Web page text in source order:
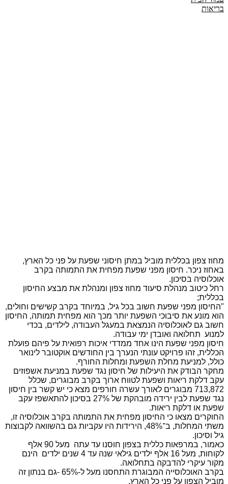
בריאות
מחוז צפון בכללית מוביל במתן חיסוני שפעת על פני כל הארץ,
באחוז ניכר. חיסון מפני שפעת מפחית את התמותה בקרב
אוכלוסיה בסיכון.
רחל כיטוב מנהלת סיעוד מחוז צפון ומנהלת את מבצע החיסון
בכללית;
"החיסון מפני שפעת חשוב בכל גיל, במיוחד בקרב קשישים וחולים,
הוא מונע את סיבוכי השפעת יותר מכך הוא מפחית תמותה, החיסון
חשוב גם לאוכלוסיה הנמצאת במעגל העבודה, לילדים, בכדי
למנוע תחלואה ואובדן ימי עבודה.
חיסון מפני שפעת הינו אחד ממדדי איכות רפואית על פיהם פועלת
הכללית, זהו פרויקט עונתי הנערך בין החודשים אוקטובר לינואר
כולל, למניעת מחלת השפעת ומחלות החורף.
מחקר הבודק את היעילות של חיסון נגד שפעת במניעת אשפוזים
עקב דלקת ריאות ושפעת לטווח ארוך בקרב מבוגרים, שכלל
713,872 מבוגרים לאורך עשרה חורפים מצא כי יש קשר בין חיסון
נגד שפעת לבין ירידה מובהקת של 27% בסיכון להתאשפז עקב
שפעת או דלקת ריאות.
החוקרים מצאו כי החיסון מפחית את התמותה בקרב אוכלוסיה זו,
משתי המחלות, ב־48%, הירידות היו עקביות גם בהשוואה לקבוצות
גיל וסיכון.
כאמור, במרפאות כללית בצפון חוסנו עד עתה מעל 90 אלף
לקוחות, מעל 16 אלף ילדים גילאי שנה עד 4 שנים ילדים הינם
מקור עיקרי להדבקה בתחלואה.
בקרב האוכלוסייה המבוגרת התחסנו מעל ל-65% -גם בנתון זה
מוביל הצפון על פני כל הארץ.